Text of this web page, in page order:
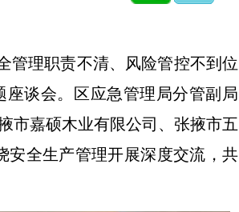
管理职责不清、风险管控不到位
谈会。区应急管理局分管副局
市嘉硕木业有限公司、张掖市五
安全生产管理开展深度交流，共